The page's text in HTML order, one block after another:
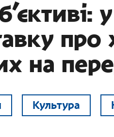
про
на
Культура